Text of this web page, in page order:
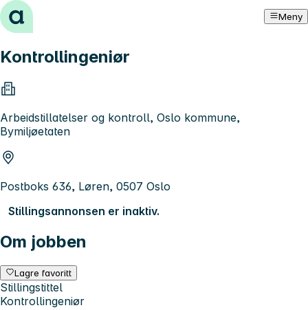
Hopp til innhold Meny
Kontrollingeniør
Arbeidstillatelser og kontroll, Oslo kommune,
Bymiljøetaten
Postboks 636, Løren, 0507 Oslo
Stillingsannonsen er inaktiv.
Om jobben
Lagre favoritt
Stillingstittel
Kontrollingeniør